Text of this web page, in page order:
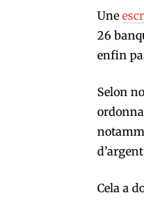
Une
26
enfin
Selon
Cela a